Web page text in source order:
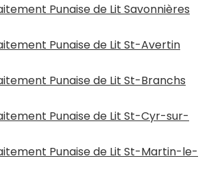
Punaise de Lit Savonnières
Punaise de Lit St-Avertin
Punaise de Lit St-Branchs
Punaise de Lit St-Cyr-sur-
Punaise de Lit St-Martin-le-